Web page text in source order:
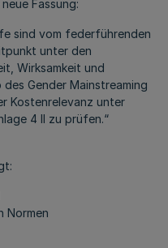
Fassung:
sind vom federführenden
unter den
Wirksamkeit und
Gender Mainstreaming
Kostenrelevanz unter
4 II zu prüfen.“
Normen